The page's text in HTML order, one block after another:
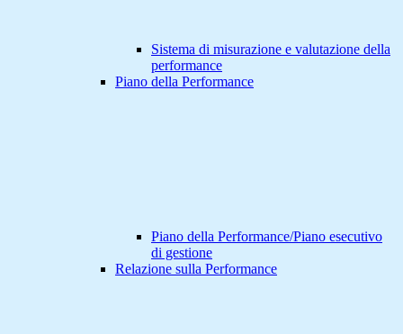
Sistema di misurazione e valutazione della
performance
Piano della Performance
Piano della Performance/Piano esecutivo
di gestione
Relazione sulla Performance